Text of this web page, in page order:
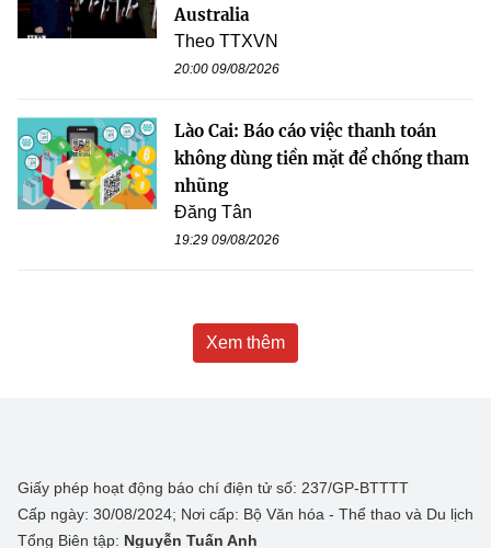
Australia
Theo TTXVN
20:00 09/08/2026
Lào Cai: Báo cáo việc thanh toán
không dùng tiền mặt để chống tham
nhũng
Đăng Tân
19:29 09/08/2026
Xem thêm
Giấy phép hoạt động báo chí điện tử số: 237/GP-BTTTT
Cấp ngày: 30/08/2024; Nơi cấp: Bộ Văn hóa - Thể thao và Du lịch
Tổng Biên tập: Nguyễn Tuấn Anh